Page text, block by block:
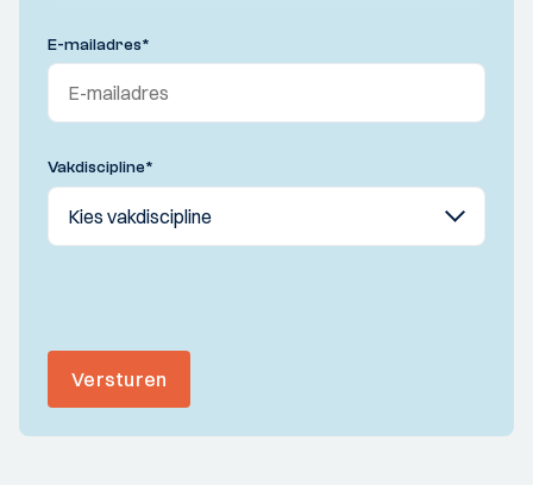
E-mailadres*
Vakdiscipline*
Versturen